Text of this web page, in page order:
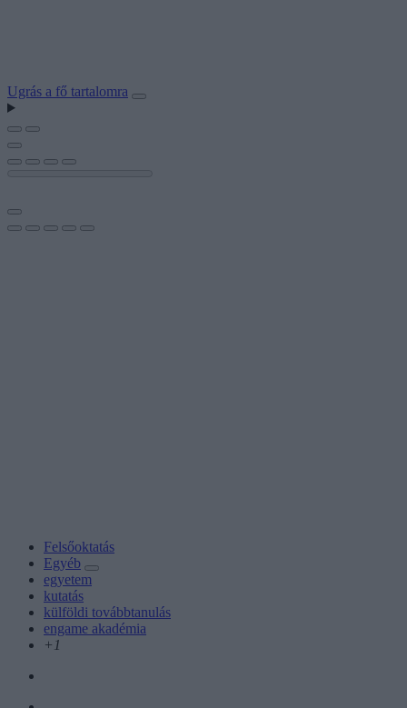
Ugrás a fő tartalomra
Felsőoktatás
Egyéb
egyetem
kutatás
külföldi továbbtanulás
engame akadémia
+1